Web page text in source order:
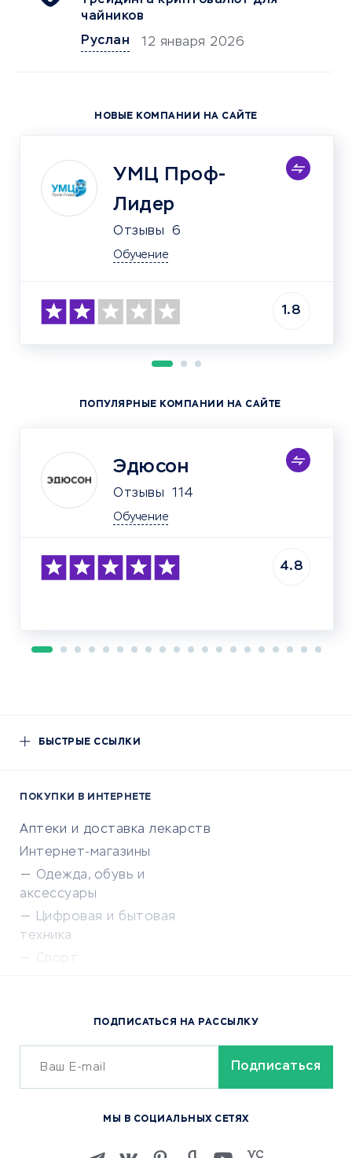
чайников
Руслан
12 января 2026
НОВЫЕ КОМПАНИИ НА САЙТЕ
УМЦ Проф-
Лидер
Отзывы 6
Обучение
1.8
ПОПУЛЯРНЫЕ КОМПАНИИ НА САЙТЕ
Эдюсон
Отзывы 114
Обучение
4.8
БЫСТРЫЕ ССЫЛКИ
ПОКУПКИ В ИНТЕРНЕТЕ
Аптеки и доставка лекарств
Интернет-магазины
Одежда, обувь и
аксессуары
Цифровая и бытовая
техника
Спорт
Сервисы доставки
ОБУЧЕНИЕ И РАБОТА
Изучение иностранных
ПОДПИСАТЬСЯ НА РАССЫЛКУ
МЫ В СОЦИАЛЬНЫХ СЕТЯХ